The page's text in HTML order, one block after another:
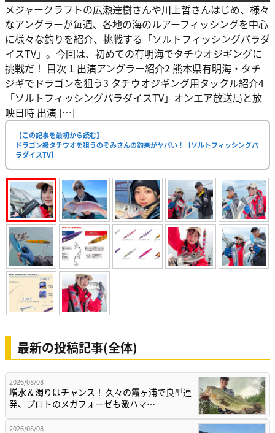
メジャークラフトの広瀬達樹さんや川上哲さんはじめ、様々
なアングラーが毎週、各地の海のルアーフィッシングを中心
に様々な釣りを紹介、挑戦する「ソルトフィッシングパラダ
イスTV」。今回は、初めての有明海でタチウオジギングに
挑戦だ！ 目次 1 出演アングラー紹介2 熊本県有明海・タチ
ジギでドラゴンを狙う3 タチウオジギング用タックル紹介4
「ソルトフィッシングパラダイスTV」オンエア放送局と放
映日時 出演 […]
【この記事を最初から読む】
ドラゴン級タチウオを狙うのぞみさんの釣果がヤバい！［ソルトフィッシングパ
ラダイスTV］
最新の投稿記事(全体)
2026/08/08
増水＆濁りはチャンス！ 久々の霞ヶ浦で良型連
発、プロトのメガフォーゼも激ハマ…
2026/08/08